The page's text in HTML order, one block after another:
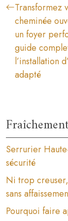
Transformez
cheminée
un foyer
guide
l’installation
adapté
Serrurier
sécurité
Ni trop
sans
Pourquoi faire